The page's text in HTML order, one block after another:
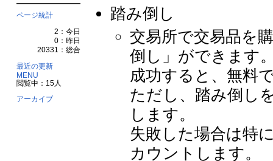
ページ統計
2：今日
0：昨日
20331：総合
最近の更新
MENU
閲覧中：15人
アーカイブ
踏み倒し
交易所で交易品を
倒し」ができます
成功すると、無料
ただし、踏み倒し
します。
失敗した場合は特
カウントします。